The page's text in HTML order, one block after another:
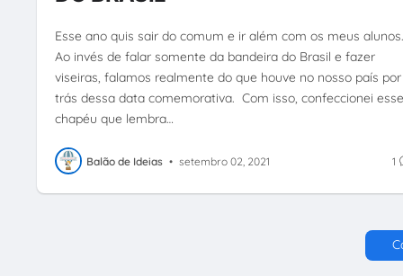
Esse ano quis sair do comum e ir além com os meus
Ao invés de falar somente da bandeira do Brasil e fazer
viseiras, falamos realmente do que houve no nosso país por
trás dessa data comemorativa. Com isso, confeccionei
chapéu que lembra…
Balão de Ideias • setembro 02, 2021 1